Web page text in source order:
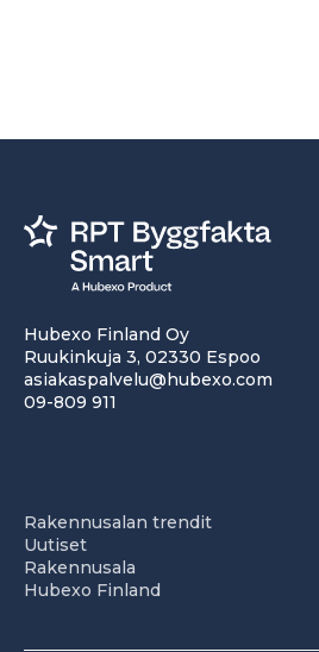
Hubexo Finland Oy
Ruukinkuja 3, 02330 Espoo
asiakaspalvelu@hubexo.com
09-809 911
Rakennusalan trendit
Uutiset
Rakennusala
Hubexo Finland